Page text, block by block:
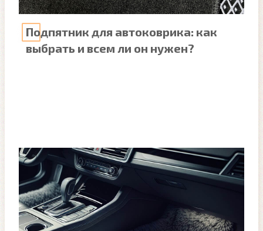
Подпятник для автоковрика: как
выбрать и всем ли он нужен?